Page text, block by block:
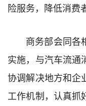
险服务，降低消费
商务部会同各
实施，与汽车流通
协调解决地方和企
工作机制，认真抓